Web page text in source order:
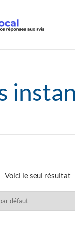
Voici le seul résultat